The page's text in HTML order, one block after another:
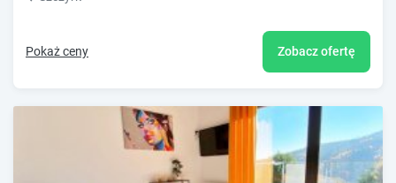
Pokaż ceny Zobacz ofertę